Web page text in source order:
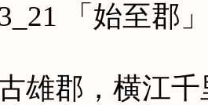
「始至郡
郡，横江千